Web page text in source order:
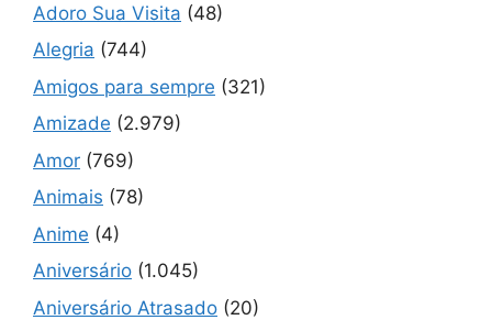
Adoro Sua Visita (48)
Alegria (744)
Amigos para sempre (321)
Amizade (2.979)
Amor (769)
Animais (78)
Anime (4)
Aniversário (1.045)
Aniversário Atrasado (20)